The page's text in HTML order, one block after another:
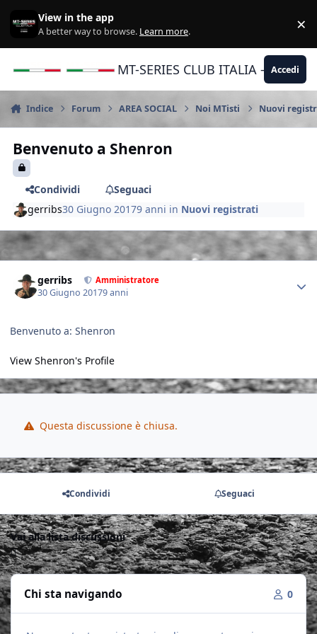
View in the app
A better way to browse. Learn more. ×
MT-SERIES CLUB ITALIA -Accedi
Indice Forum AREA SOCIAL Noi MTisti Nuovi
Benvenuto a Shenron
Condividi
Seguaci
gerribs30 Giugno 20179 anni in Nuovi registrati
gerribs Amministratore
30 Giugno 20179 anni
Benvenuto a: Shenron
View Shenron's Profile
Questa discussione è chiusa.
Condividi Seguaci
Vai alla lista discussioni
Chi sta navigando 0